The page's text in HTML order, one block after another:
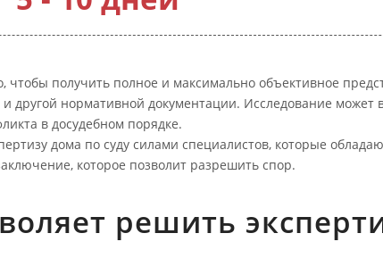
чтобы получить полное и максимально объективное
другой нормативной документации. Исследование
в досудебном порядке.
дома по суду силами специалистов, которые
которое позволит разрешить спор.
решить